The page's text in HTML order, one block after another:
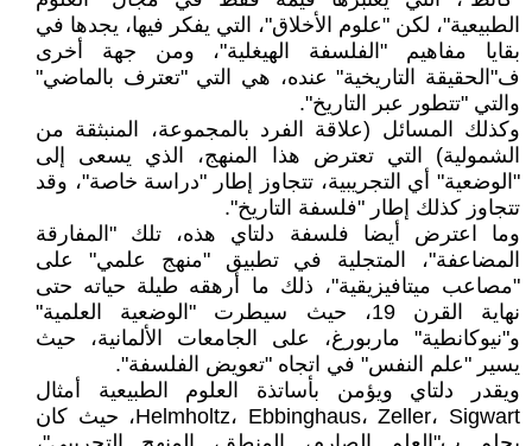
الطبيعية"، لكن "علوم الأخلاق"، التي يفكر فيها، يجدها في
بقايا مفاهيم "الفلسفة الهيغلية"، ومن جهة أخرى
ف"الحقيقة التاريخية" عنده، هي التي "تعترف بالماضي"
والتي "تتطور عبر التاريخ".
وكذلك المسائل (علاقة الفرد بالمجموعة، المنبثقة من
الشمولية) التي تعترض هذا المنهج، الذي يسعى إلى
"الوضعية" أي التجريبية، تتجاوز إطار "دراسة خاصة"، وقد
تتجاوز كذلك إطار "فلسفة التاريخ".
وما اعترض أيضا فلسفة دلتاي هذه، تلك "المفارقة
المضاعفة"، المتجلية في تطبيق "منهج علمي" على
"مصاعب ميتافيزيقية"، ذلك ما أرهقه طيلة حياته حتى
نهاية القرن 19، حيث سيطرت "الوضعية العلمية"
و"نيوكانطية" ماربورغ، على الجامعات الألمانية، حيث
يسير "علم النفس" في اتجاه "تعويض الفلسفة".
ويقدر دلتاي ويؤمن بأساتذة العلوم الطبيعية أمثال
Helmholtz، Ebbinghaus، Zeller، Sigwart، حيث كان